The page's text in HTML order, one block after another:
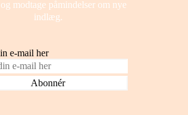
modtage påmindelser om nye
indlæg.
e-mail her